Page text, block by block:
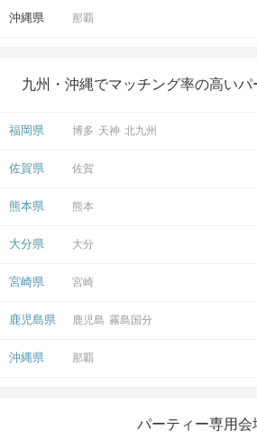
沖縄県 那覇
九州・沖縄でマッチング率の高いパ
福岡県 博多 天神 北九州
佐賀県 佐賀
熊本県 熊本
大分県 大分
宮崎県 宮崎
鹿児島県 鹿児島 霧島国分
沖縄県 那覇
パーティー専用会